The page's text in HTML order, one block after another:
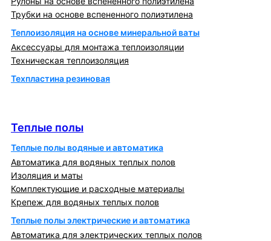
Трубки на основе вспененного полиэтилена
Теплоизоляция на основе минеральной ваты
Аксессуары для монтажа теплоизоляции
Техническая теплоизоляция
Техпластина резиновая
Теплые полы
Теплые полы водяные и автоматика
Автоматика для водяных теплых полов
Изоляция и маты
Комплектующие и расходные материалы
Крепеж для водяных теплых полов
Теплые полы электрические и автоматика
Автоматика для электрических теплых полов